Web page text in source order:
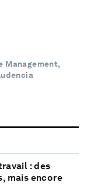
Management,
: des
mais encore